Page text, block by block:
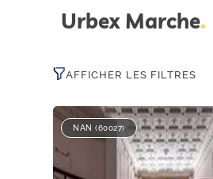
Urbex Marche
AFFICHER LES FILTRES
NAN (60027)